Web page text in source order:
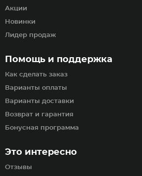
Помощь и поддержка
Как сделать заказ
Варианты оплаты
Варианты доставки
Возврат и гарантия
Бонусная программа
Акции
Новинки
Лидер продаж
Это интересно
Отзывы